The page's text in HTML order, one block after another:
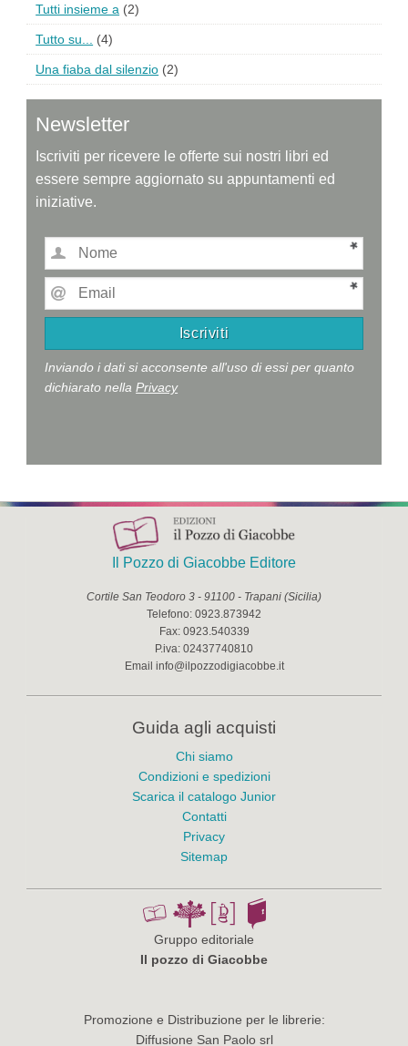
Tutti insieme a (2)
Tutto su... (4)
Una fiaba dal silenzio (2)
Newsletter
Iscriviti per ricevere le offerte sui nostri libri ed
essere sempre aggiornato su appuntamenti ed
iniziative.
Inviando i dati si acconsente all'uso di essi per quanto
dichiarato nellaPrivacy
Il Pozzo di Giacobbe Editore
Cortile San Teodoro 3 - 91100 - Trapani (Sicilia)
Telefono: 0923.873942
Fax: 0923.540339
P.iva: 02437740810
Email info@ilpozzodigiacobbe.it
Guida agli acquisti
Chi siamo
Condizioni e spedizioni
Scarica il catalogo Junior
Contatti
Privacy
Sitemap
Gruppo editoriale
Il pozzo di Giacobbe
Promozione e Distribuzione per le librerie:
Diffusione San Paolo srl